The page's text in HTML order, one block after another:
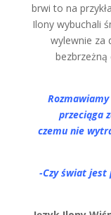
brwi to na
Ilony wybuchali
wylewnie za
przeciąga
czemu nie
-Czy świat jest